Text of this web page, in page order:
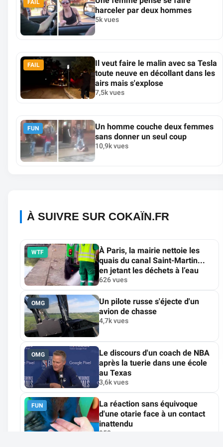
FAIL
harceler par deux hommes
5k vues
FAIL
Il veut faire le malin avec sa Tesla
toute neuve en décollant dans les
airs mais s'explose
7,5k vues
FUN
Un homme couche deux femmes
sans donner un seul coup
10,9k vues
À SUIVRE SUR COKAÏN.FR
WTF
À Paris, la mairie nettoie les
quais du canal Saint-Martin...
en jetant les déchets à l’eau
626 vues
OMG
Un pilote russe s'éjecte d'un
avion de chasse
4,7k vues
OMG
Le discours d'un coach de NBA
après la tuerie dans une école
au Texas
3,6k vues
FUN
La réaction sans équivoque
d'une otarie face à un contact
inattendu
953 vues